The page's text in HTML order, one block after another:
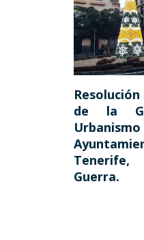
de la
Guerra.